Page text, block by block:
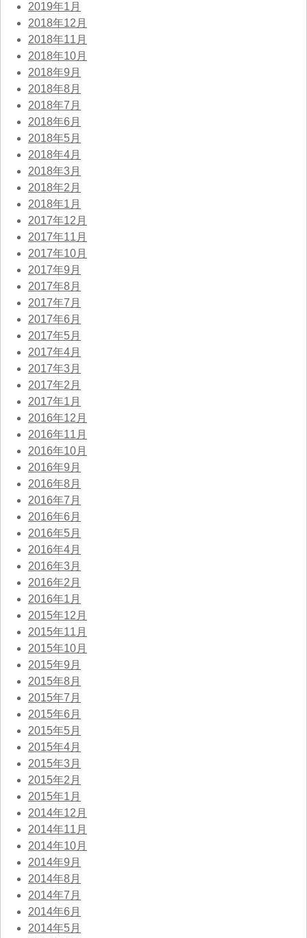
2019年1月
2018年12月
2018年11月
2018年10月
2018年9月
2018年8月
2018年7月
2018年6月
2018年5月
2018年4月
2018年3月
2018年2月
2018年1月
2017年12月
2017年11月
2017年10月
2017年9月
2017年8月
2017年7月
2017年6月
2017年5月
2017年4月
2017年3月
2017年2月
2017年1月
2016年12月
2016年11月
2016年10月
2016年9月
2016年8月
2016年7月
2016年6月
2016年5月
2016年4月
2016年3月
2016年2月
2016年1月
2015年12月
2015年11月
2015年10月
2015年9月
2015年8月
2015年7月
2015年6月
2015年5月
2015年4月
2015年3月
2015年2月
2015年1月
2014年12月
2014年11月
2014年10月
2014年9月
2014年8月
2014年7月
2014年6月
2014年5月